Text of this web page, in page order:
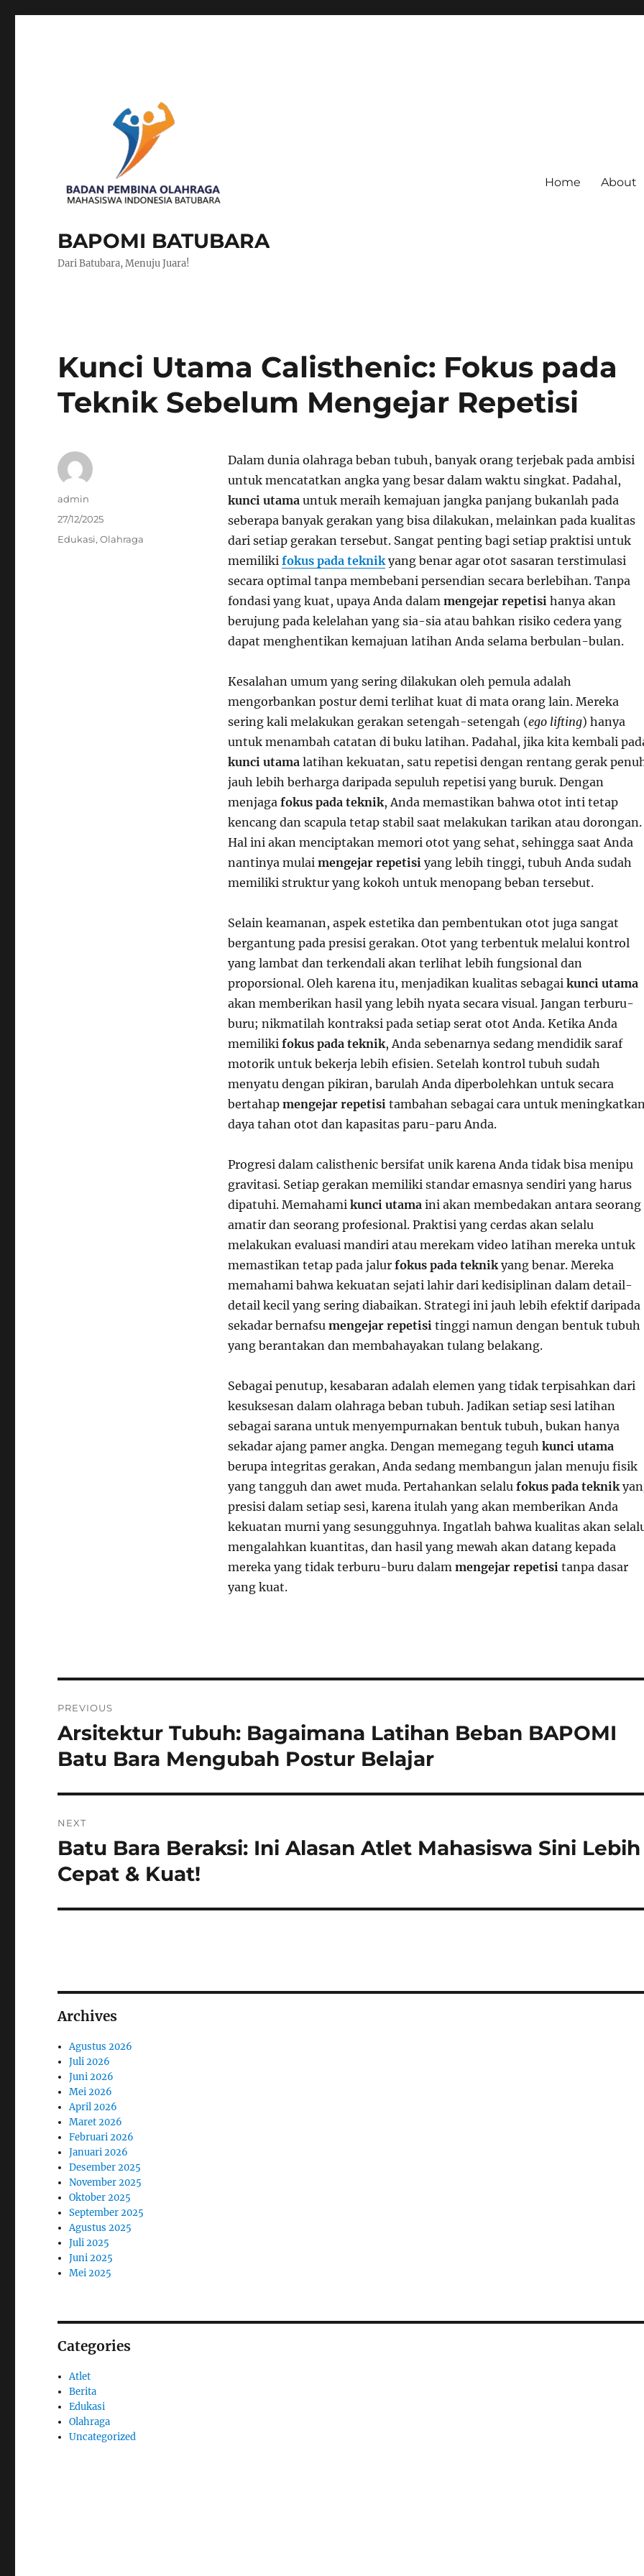
BAPOMI BATUBARA
Dari Batubara, Menuju Juara!
Home About
Kunci Utama Calisthenic: Fokus pada
Teknik Sebelum Mengejar Repetisi
Dalam dunia olahraga beban tubuh, banyak orang terjebak pada ambisi
untuk mencatatkan angka yang besar dalam waktu singkat. Padahal,
kunci utamauntuk meraih kemajuan jangka panjang bukanlah pada
seberapa banyak gerakan yang bisa dilakukan, melainkan pada kualitas
dari setiap gerakan tersebut. Sangat penting bagi setiap praktisi untuk
memiliki fokus pada teknikyang benar agar otot sasaran terstimulasi
secara optimal tanpa membebani persendian secara berlebihan. Tanpa
fondasi yang kuat, upaya Anda dalam mengejar repetisihanya akan
berujung pada kelelahan yang sia-sia atau bahkan risiko cedera yang
dapat menghentikan kemajuan latihan Anda selama berbulan-bulan.
Kesalahan umum yang sering dilakukan oleh pemula adalah
mengorbankan postur demi terlihat kuat di mata orang lain. Mereka
sering kali melakukan gerakan setengah-setengah (ego lifting) hanya
untuk menambah catatan di buku latihan. Padahal, jika kita kembali
kunci utamalatihan kekuatan, satu repetisi dengan rentang gerak
jauh lebih berharga daripada sepuluh repetisi yang buruk. Dengan
menjaga fokus pada teknik, Anda memastikan bahwa otot inti tetap
kencang dan scapula tetap stabil saat melakukan tarikan atau dorongan.
Hal ini akan menciptakan memori otot yang sehat, sehingga saat Anda
nantinya mulai mengejar repetisiyang lebih tinggi, tubuh Anda sudah
memiliki struktur yang kokoh untuk menopang beban tersebut.
Selain keamanan, aspek estetika dan pembentukan otot juga sangat
bergantung pada presisi gerakan. Otot yang terbentuk melalui kontrol
yang lambat dan terkendali akan terlihat lebih fungsional dan
proporsional. Oleh karena itu, menjadikan kualitas sebagai kunci utama
akan memberikan hasil yang lebih nyata secara visual. Jangan terburu-
buru; nikmatilah kontraksi pada setiap serat otot Anda. Ketika Anda
memiliki fokus pada teknik, Anda sebenarnya sedang mendidik saraf
motorik untuk bekerja lebih efisien. Setelah kontrol tubuh sudah
menyatu dengan pikiran, barulah Anda diperbolehkan untuk secara
bertahap mengejar repetisitambahan sebagai cara untuk
daya tahan otot dan kapasitas paru-paru Anda.
Progresi dalam calisthenic bersifat unik karena Anda tidak bisa menipu
gravitasi. Setiap gerakan memiliki standar emasnya sendiri yang harus
dipatuhi. Memahami kunci utamaini akan membedakan antara seorang
amatir dan seorang profesional. Praktisi yang cerdas akan selalu
melakukan evaluasi mandiri atau merekam video latihan mereka untuk
memastikan tetap pada jalur fokus pada teknikyang benar. Mereka
memahami bahwa kekuatan sejati lahir dari kedisiplinan dalam detail-
detail kecil yang sering diabaikan. Strategi ini jauh lebih efektif daripada
sekadar bernafsu mengejar repetisitinggi namun dengan bentuk tubuh
yang berantakan dan membahayakan tulang belakang.
Sebagai penutup, kesabaran adalah elemen yang tidak terpisahkan dari
kesuksesan dalam olahraga beban tubuh. Jadikan setiap sesi latihan
sebagai sarana untuk menyempurnakan bentuk tubuh, bukan hanya
sekadar ajang pamer angka. Dengan memegang teguh kunci utama
berupa integritas gerakan, Anda sedang membangun jalan menuju fisik
yang tangguh dan awet muda. Pertahankan selalu fokus pada teknik
presisi dalam setiap sesi, karena itulah yang akan memberikan Anda
kekuatan murni yang sesungguhnya. Ingatlah bahwa kualitas akan
mengalahkan kuantitas, dan hasil yang mewah akan datang kepada
mereka yang tidak terburu-buru dalam mengejar repetisitanpa dasar
yang kuat.
Author
admin
Posted
on
27/12/2025
Categories
Edukasi,Olahraga
pos
PREVIOUS
Previous
post:
Arsitektur Tubuh: Bagaimana Latihan Beban BAPOMI
Batu Bara Mengubah Postur Belajar
NEXT
Next
post:
Batu Bara Beraksi: Ini Alasan Atlet Mahasiswa Sini Lebih
Cepat & Kuat!
Archives
Agustus 2026
Juli 2026
Juni 2026
Mei 2026
April 2026
Maret 2026
Februari 2026
Januari 2026
Desember 2025
November 2025
Oktober 2025
September 2025
Agustus 2025
Juli 2025
Juni 2025
Mei 2025
Categories
Atlet
Berita
Edukasi
Olahraga
Uncategorized